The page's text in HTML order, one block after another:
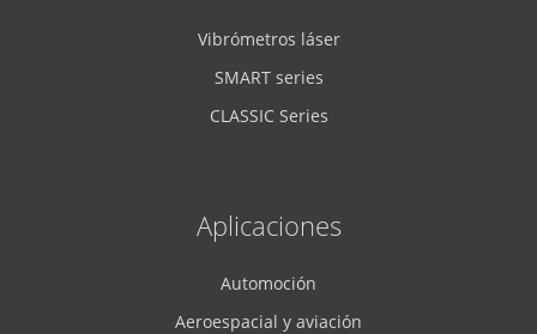
Vibrómetros láser
SMART series
CLASSIC Series
Aplicaciones
Automoción
Aeroespacial y aviación